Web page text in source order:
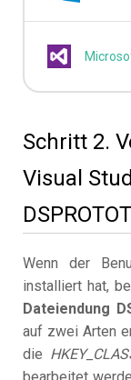
Schritt 2.
Visual
Wenn der
installiert hat,
Dateiendung
auf zwei Arten
die